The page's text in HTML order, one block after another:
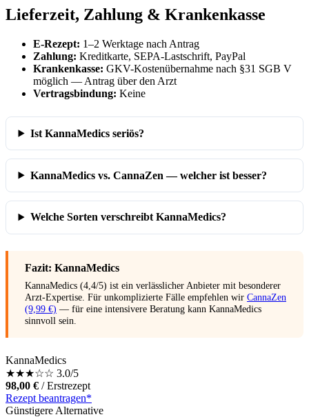
Lieferzeit, Zahlung & Krankenkasse
E-Rezept: 1–2 Werktage nach Antrag
Zahlung: Kreditkarte, SEPA-Lastschrift, PayPal
Krankenkasse: GKV-Kostenübernahme nach §31 SGB V
möglich — Antrag über den Arzt
Vertragsbindung: Keine
Ist KannaMedics seriös?
KannaMedics vs. CannaZen — welcher ist besser?
Welche Sorten verschreibt KannaMedics?
Fazit: KannaMedics
KannaMedics (4,4/5) ist ein verlässlicher Anbieter mit besonderer
Arzt-Expertise. Für unkomplizierte Fälle empfehlen wir CannaZen
(9,99 €) — für eine intensivere Beratung kann KannaMedics
sinnvoll sein.
KannaMedics
★★★☆☆ 3.0/5
98,00 € / Erstrezept
Rezept beantragen*
Günstigere Alternative